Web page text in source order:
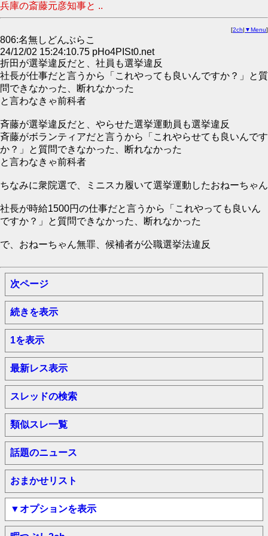
兵庫の斎藤元彦知事と ..
[2ch| ▼Menu]
806:名無しどんぶらこ
24/12/02 15:24:10.75 pHo4PISt0.net
折田が選挙違反だと、社員も選挙違反
社長が仕事だと言うから「これやっても良いんですか？」と質
問できなかった、断れなかった
と言わなきゃ前科者
斉藤が選挙違反だと、やらせた選挙運動員も選挙違反
斉藤がボランティアだと言うから「これやらせても良いんです
か？」と質問できなかった、断れなかった
と言わなきゃ前科者
ちなみに衆院選で、ミニスカ履いて選挙運動したおねーちゃん
社長が時給1500円の仕事だと言うから「これやっても良いん
ですか？」と質問できなかった、断れなかった
で、おねーちゃん無罪、候補者が公職選挙法違反
次ページ
続きを表示
1を表示
最新レス表示
スレッドの検索
類似スレ一覧
話題のニュース
おまかせリスト
▼オプションを表示